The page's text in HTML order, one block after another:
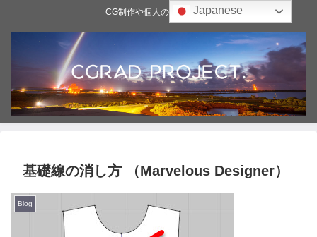
CG制作や個人の雑記ブログ
基礎線の消し方 （Marvelous Designer）
Blog
Japanese